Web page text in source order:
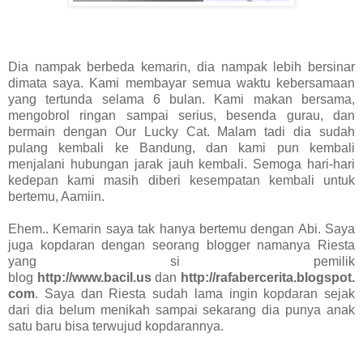
Dia nampak berbeda kemarin, dia nampak lebih bersinar
dimata saya. Kami membayar semua waktu kebersamaan
yang tertunda selama 6 bulan. Kami makan bersama,
mengobrol ringan sampai serius, besenda gurau, dan
bermain dengan Our Lucky Cat. Malam tadi dia sudah
pulang kembali ke Bandung, dan kami pun kembali
menjalani hubungan jarak jauh kembali. Semoga hari-hari
kedepan kami masih diberi kesempatan kembali untuk
bertemu, Aamiin.
Ehem.. Kemarin saya tak hanya bertemu dengan Abi. Saya
juga kopdaran dengan seorang blogger namanya Riesta
yang si pemilik
blog http://www.bacil.usdan http://rafabercerita.blogspot.
com. Saya dan Riesta sudah lama ingin kopdaran sejak
dari dia belum menikah sampai sekarang dia punya anak
satu baru bisa terwujud kopdarannya.